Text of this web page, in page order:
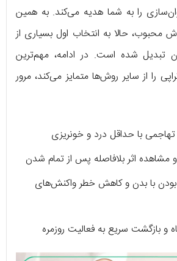
را به شما هدیه می‌کند. به همین
محبوب، حالا به انتخاب اول بسیاری از
تبدیل شده است. در ادامه، مهم‌ترین
را از سایر روش‌ها متمایز می‌کند، مرور
با حداقل درد و خونریزی
مشاهده اثر بلافاصله پس از تمام شدن
بودن با بدن و کاهش خطر واکنش‌های
و بازگشت سریع به فعالیت روزمره